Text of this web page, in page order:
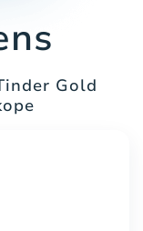
Gold